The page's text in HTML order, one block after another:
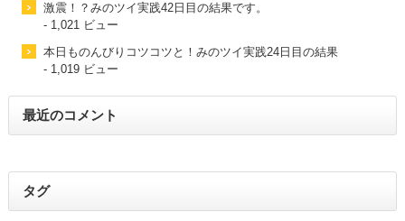
激震！？みのツイ実践42日目の結果です。
- 1,021 ビュー
本日ものんびりコツコツと！みのツイ実践24日目の結果
- 1,019 ビュー
最近のコメント
タグ